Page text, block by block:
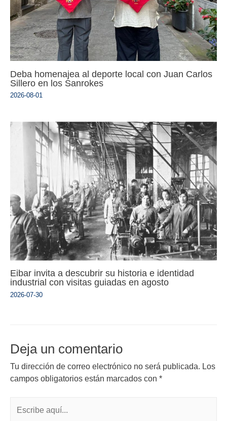
Deba homenajea al deporte local con Juan Carlos
Sillero en los Sanrokes
2026-08-01
Eibar invita a descubrir su historia e identidad
industrial con visitas guiadas en agosto
2026-07-30
Deja un comentario
Tu dirección de correo electrónico no será publicada. Los
campos obligatorios están marcados con *